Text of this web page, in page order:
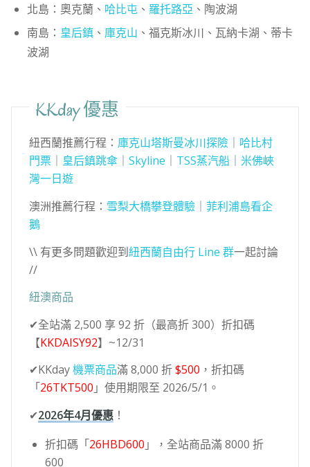
北島：奧克蘭、 哈比屯、 羅托路亞 、陶波湖
南島： 皇后鎮、 庫克山 、福克斯冰川、瓦納卡湖、蒂卡
波湖
KKday 優惠
紐西蘭推薦行程： 庫克山塔斯曼冰川探險｜ 哈比村
門票｜ 皇后鎮跳傘｜ Skyline TSS蒸汽船｜ 米佛峽
灣一日遊
澳洲推薦行程： 雪梨大橋攀登體驗｜ 菲利浦島看企
鵝
\\ 有更多問題歡迎到紐西蘭自由行 Line 群一起討論
//
紐澳商品
✔全站滿 2,500 享 92 折（最高折 300）折扣碼
【KKDAISY92】~12/31
✔KKday機票商品滿 8,000 折$500 ，折扣碼
「26TKT500 」使用期限至 2026/5/1。
✔2026年4月優惠！
折扣碼「26HBD600 」，全站商品滿 8000 折
600